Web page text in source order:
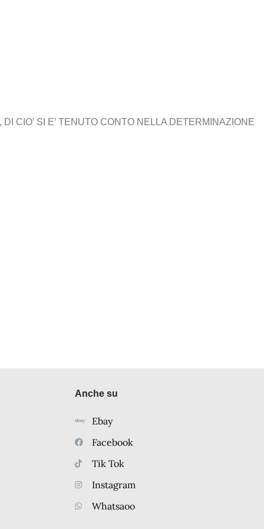
CIO’ SI E’ TENUTO CONTO NELLA DETERMINAZIONE
Anche su
Ebay
Facebook
Tik Tok
Instagram
Whatsaoo